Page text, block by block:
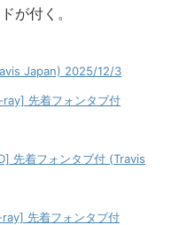
が付く。
Japan) 2025/12/3
先着フォンタブ付
先着フォンタブ付 (Travis
先着フォンタブ付